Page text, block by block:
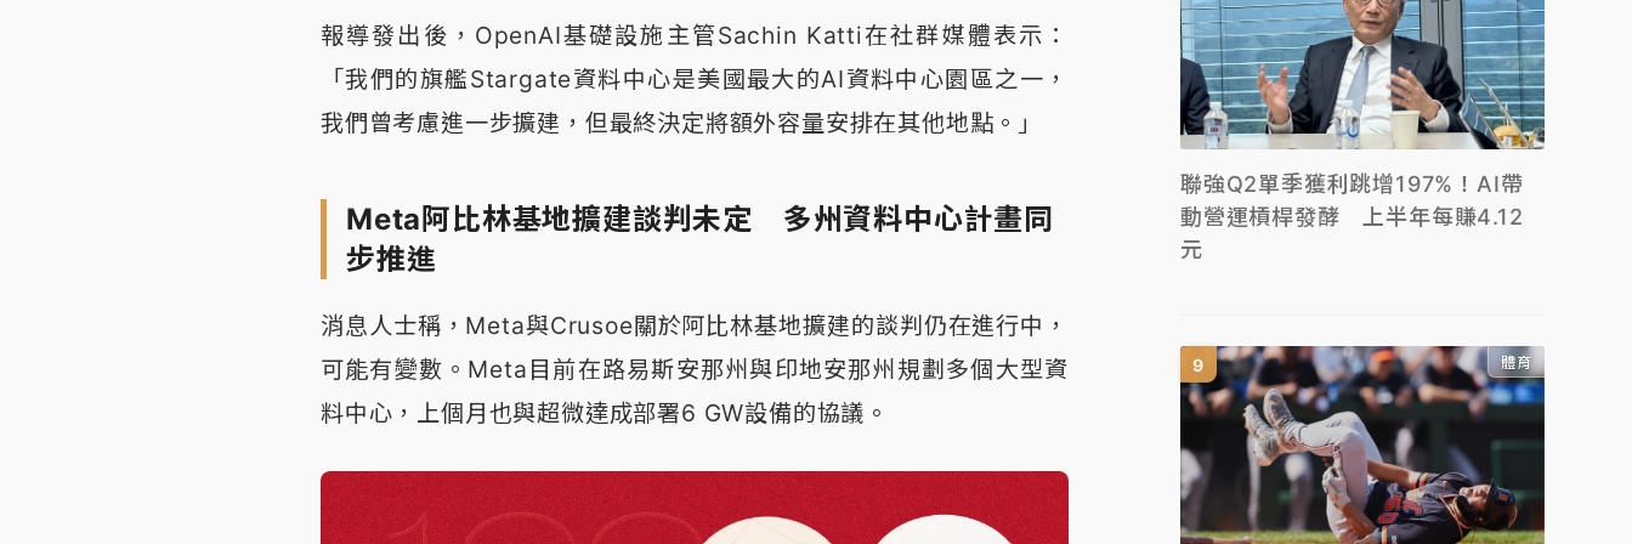
報導發出後，OpenAI基礎設施主管Sachin Katti在社群媒體表示：
「我們的旗艦Stargate資料中心是美國最大的AI資料中心園區之一，
我們曾考慮進一步擴建，但最終決定將額外容量安排在其他地點。」
Meta阿比林基地擴建談判未定 多州資料中心計畫同
步推進
消息人士稱，Meta與Crusoe關於阿比林基地擴建的談判仍在進行中，
可能有變數。Meta目前在路易斯安那州與印地安那州規劃多個大型資
料中心，上個月也與超微達成部署6 GW設備的協議。
聯強Q2單季獲利跳增197%！AI帶
動營運槓桿發酵 上半年每賺4.12
元
體育